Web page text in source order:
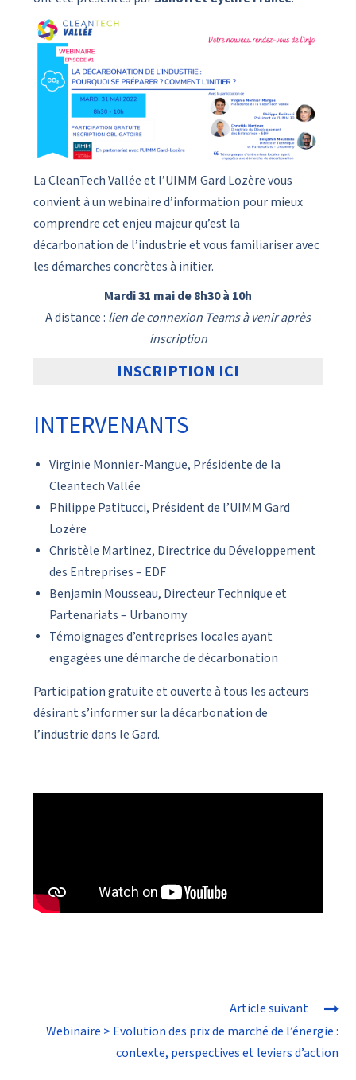
La CleanTech Vallée et l’UIMM Gard Lozère vous
convient à un webinaire d’information pour mieux
comprendre cet enjeu majeur qu’est la
décarbonation de l’industrie et vous familiariser avec
les démarches concrètes à initier.
Mardi 31 mai de 8h30 à 10h
A distance : lien de connexion Teams à venir après
inscription
INSCRIPTION ICI
INTERVENANTS
Virginie Monnier-Mangue, Présidente de la
Cleantech Vallée
Philippe Patitucci, Président de l’UIMM Gard
Lozère
Christèle Martinez, Directrice du Développement
des Entreprises – EDF
Benjamin Mousseau, Directeur Technique et
Partenariats – Urbanomy
Témoignages d’entreprises locales ayant
engagées une démarche de décarbonation
Participation gratuite et ouverte à tous les acteurs
désirant s’informer sur la décarbonation de
l’industrie dans le Gard.
Article suivant
Webinaire > Evolution des prix de marché de l’énergie :
contexte, perspectives et leviers d’action